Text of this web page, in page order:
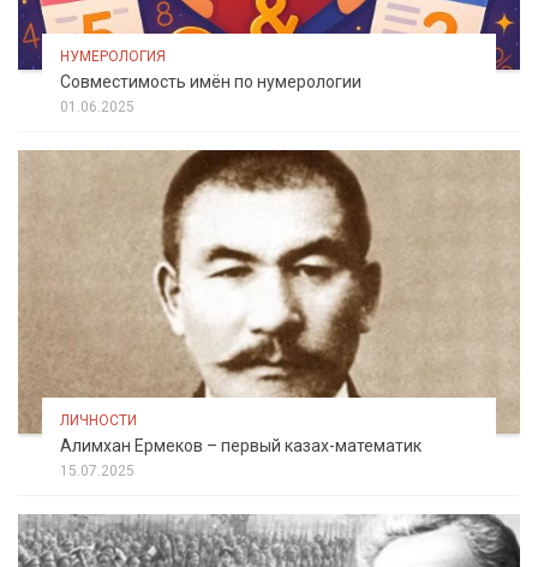
НУМЕРОЛОГИЯ
Совместимость имён по нумерологии
01.06.2025
ЛИЧНОСТИ
Алимхан Ермеков – первый казах-математик
15.07.2025